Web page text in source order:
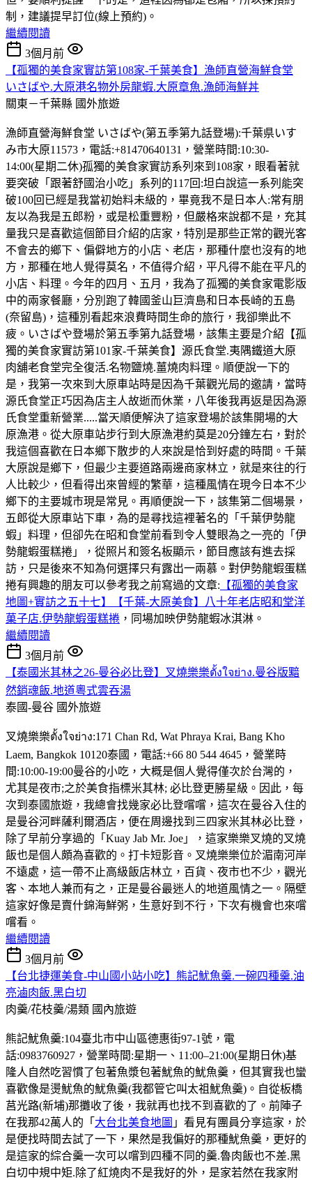
制，建議提早訂位(線上預約)。
繼續閱讀
3個月前
【孤獨的美食家實訪第108家-千葉美食】漁師直營海鮮食堂
いさばや.大原港名物外房龍蝦.大原章魚.漁師海鮮丼
關東－千葉縣 國外旅遊
漁師直營海鮮食堂 いさばや(第五季第九話登場):千葉県いす
み市大原11573，電話:+81470640131，營業時間:10:30-
14:00(星期二休)孤獨的美食家實訪系列來到108家，眼看著就
要突破「跟著舒國治小吃」系列的117回:坦白說這一系列能突
破100回已經是我當初始料未級的，畢竟我不是日本人:常有朋
友以為我是五郎粉，或是松重豐粉，但嚴格來說都不是，充其
量我只是喜歡這個節目介紹的店家，特別是那些正常的觀光客
不會去的鄉下、偏僻地方的小店、老店，那種什麼也沒有的地
方，那種在地人覺得莫名，不值得介紹，平凡得不能在平凡的
小店、料理。今年的四月、五月，我為了孤獨的美食家電影版
中的兩家餐廳，分別跑了韓國釜山巨濟島和日本長崎的五島
(奈留島)，這種別看起來浪費時間生命的旅行，我卻樂此不
疲。いさばや登場於第五季第九話登場，該集主要是介紹【孤
獨的美食家實訪第101家-千葉美食】源氏食堂.夷隅鐵道大原
肉舖老食堂完全復活.名物鹽燒.薑燒肉料理。順便說一下的
是，我第一次來到大原車站時是因為千葉觀光局的邀請，當時
源氏食堂正巧因為店主人故逝而休業，八年後我再返是因為源
氏食堂重新營業.....當天順便解決了這家登場於該集開場的大
原漁港。從大原車站步行到大原漁港約莫是20分鐘左右，對於
我這個喜歡在日本鄉下散步的人來說是恰到好處的時間。千葉
大原說是鄉下，但最少主要道路兩邊商家林立，就是來往的行
人比較少，但看得出來曾經的繁華，這種風情在現今日本不少
鄉下的主要城市現是常見。再順便說一下，該集第二個場景，
五郎從大原車站下車，為的是尋找這裡著名的「千葉伊勢龍
蝦」料理，但卻先在昭和食堂前看到令人雙眼為之一亮的「伊
勢龍蝦蛋糕捲」，從照片和簽名板顯示，節目應該有進去採
訪，只是後來不知為何選擇只有露出一兩慕。對伊勢龍蝦蛋糕
捲有興趣的朋友可以參考我之前寫過的文章: 【孤獨的美食家
地圖+實訪之五十七】【千葉-大原美食】八十年老店昭和堂洋
菓子店.伊勢龍蝦蛋糕捲 ，同場加映伊勢龍蝦冰淇淋。
繼續閱讀
3個月前
【泰國米其林之26-曼谷必比登】叉燒樂樂ตั้งใจย่าง.曼谷版黯
然銷魂飯.地道粵式雲吞湯
泰國-曼谷 國外旅遊
叉燒樂樂ตั้งใจย่าง:171 Chan Rd, Wat Phraya Krai, Bang Kho
Laem, Bangkok 10120泰國，電話:+66 80 544 4645，營業時
間:10:00-19:00曼谷的小吃，大概是個人覺得僅次於台灣的，
尤其是夜市;之於美食指標米其林; 必比登更勝星級。因此，每
次到泰國旅遊，我總會找幾家必比登嚐嚐，這次在曼谷入住的
是曼谷河畔薩利爾酒店，便在周邊找到三四家米其林必比登，
除了早前分享過的「Kuay Jab Mr. Joe」，這家樂樂叉燒的叉燒
飯也是個人頗為喜歡的。打卡短影音。叉燒樂樂位於湄南河岸
不遠處，這一帶不止高級飯店林立，百貨、夜市也不少，觀光
客、本地人兼而有之，正是曼谷最迷人的地道風情之一。隔壁
這家好像是賣什錦海鮮粥，生意好到不行，下次有機會也來嚐
嚐看。
繼續閱讀
3個月前
【台北捷運美食-中山國小站小吃】熊記魷魚羹.一碗四種羹.油
亮滷肉飯.黑白切
肉羹/花枝羹/湯類 國內旅遊
熊記魷魚羹:104臺北市中山區德惠街97-1號，電
話:0983760927，營業時間:星期一、11:00–21:00(星期日休)基
隆人自然吃習慣了包著魚漿包著魷魚的魷魚羹，但其實我也蠻
喜歡像是燙魷魚的魷魚羹(我都管它叫太祖魷魚羹)。自從板橋
莒光路(新埔)那攤收了後，我就再也找不到喜歡的了。前陣子
在我那42萬人的「 大台北美食地圖 」看見有團員分享這家，於
是便找時間去試了一下，果然是我偏好的那種魷魚羹，更好的
是這家的綜合羹一次可以嚐到四種不同的羹.魯肉飯也不差.黑
白切中規中矩.除了紅燒肉不是我好的外，是家若然在我家附